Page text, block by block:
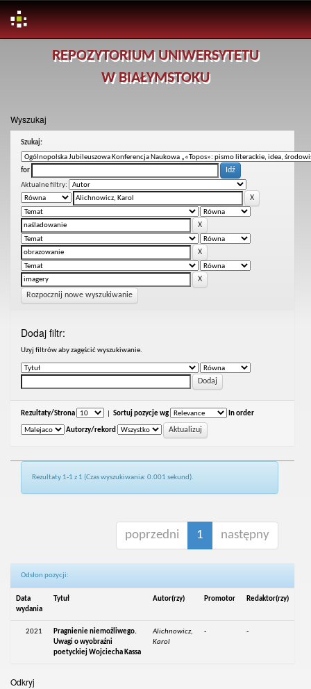
REPOZYTORIUM UNIWERSYTETU
W BIAŁYMSTOKU
Wyszukaj
Szukaj:
for
Aktualne filtry:
Rozpocznij nowe wyszukiwanie
Dodaj filtr:
Uzyj filtrów aby zagęścić wyszukiwanie.
Rezultaty/Strona Sortuj pozycje wg In order
Autorzy/rekord
Rezultaty 1-1 z 1 (Czas wyszukiwania: 0.001 sekund).
poprzedni 1 następny
Odsłon pozycji:
Data
wydania
Tytuł Autor(rzy) Promotor Redaktor(rzy)
2021
Pragnienie niemożliwego.
Uwagi o wyobraźni
poetyckiej Wojciecha Kassa
Alichnowicz,
Karol
- -
Odkryj